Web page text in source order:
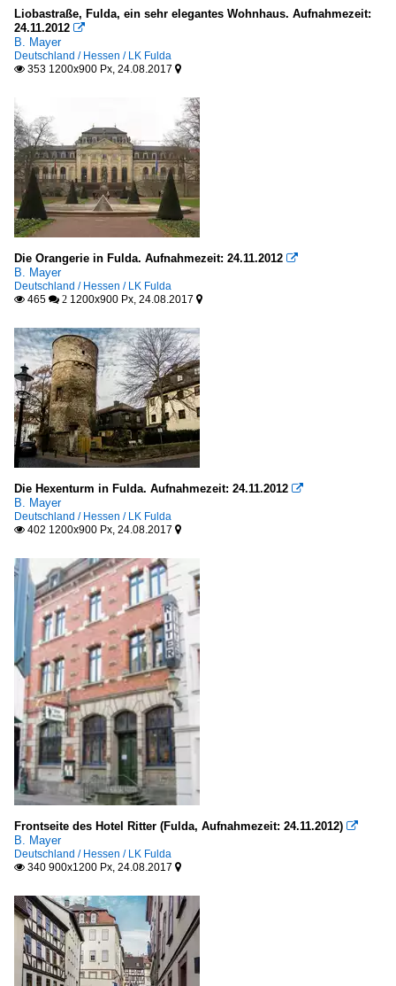
Liobastraße, Fulda, ein sehr elegantes Wohnhaus. Aufnahmezeit:
24.11.2012 
B. Mayer
Deutschland / Hessen / LK Fulda
 353 1200x900 Px, 24.08.2017 
Die Orangerie in Fulda. Aufnahmezeit: 24.11.2012 
B. Mayer
Deutschland / Hessen / LK Fulda
 465  2 1200x900 Px, 24.08.2017 
Die Hexenturm in Fulda. Aufnahmezeit: 24.11.2012 
B. Mayer
Deutschland / Hessen / LK Fulda
 402 1200x900 Px, 24.08.2017 
Frontseite des Hotel Ritter (Fulda, Aufnahmezeit: 24.11.2012) 
B. Mayer
Deutschland / Hessen / LK Fulda
 340 900x1200 Px, 24.08.2017 